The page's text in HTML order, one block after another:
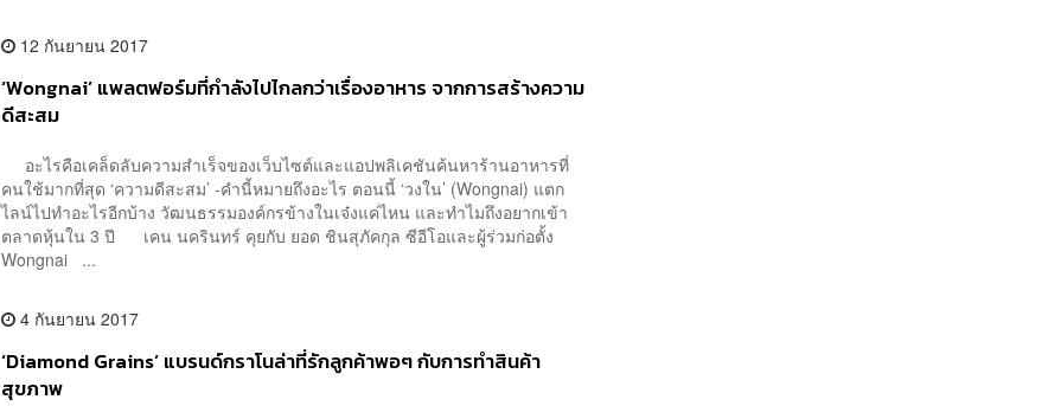
12 กันยายน 2017
‘Wongnai’ แพลตฟอร์มที่กำลังไปไกลกว่าเรื่องอาหาร จากการสร้างความ
ดีสะสม
อะไรคือเคล็ดลับความสำเร็จของเว็บไซต์และแอปพลิเคชันค้นหาร้านอาหารที่
คนใช้มากที่สุด ‘ความดีสะสม’ -คำนี้หมายถึงอะไร ตอนนี้ ‘วงใน’ (Wongnai) แตก
ไลน์ไปทำอะไรอีกบ้าง วัฒนธรรมองค์กรข้างในเจ๋งแค่ไหน และทำไมถึงอยากเข้า
ตลาดหุ้นใน 3 ปี เคน นครินทร์ คุยกับ ยอด ชินสุภัคกุล ซีอีโอและผู้ร่วมก่อตั้ง
Wongnai ...
4 กันยายน 2017
‘Diamond Grains’ แบรนด์กราโนล่าที่รักลูกค้าพอๆ กับการทำสินค้า
สุขภาพ